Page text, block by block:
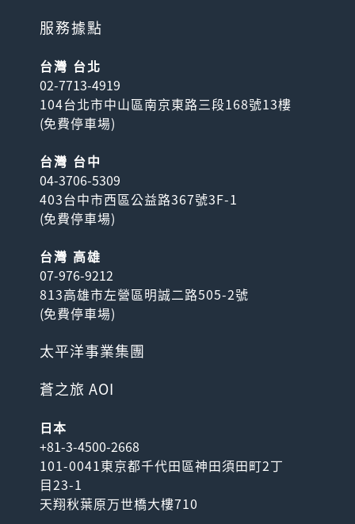
服務據點
台灣 台北
02-7713-4919
104台北市中山區南京東路三段168號13樓
(免費停車場)
台灣 台中
04-3706-5309
403台中市西區公益路367號3F-1
(免費停車場)
台灣 高雄
07-976-9212
813高雄市左營區明誠二路505-2號
(免費停車場)
太平洋事業集團
蒼之旅 AOI
日本
+81-3-4500-2668
101-0041東京都千代田區神田須田町2丁
目23-1
天翔秋葉原万世橋大樓710